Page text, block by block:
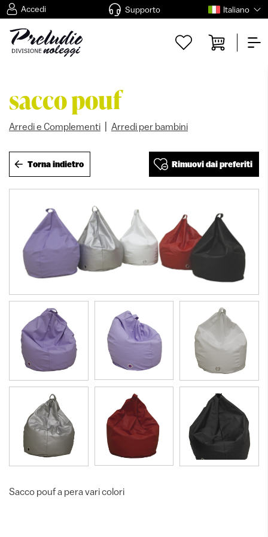
Accedi Supporto Italiano
sacco pouf
Arredi e Complementi Arredi per bambini
Torna indietro Rimuovi dai preferiti
Sacco pouf a pera vari colori